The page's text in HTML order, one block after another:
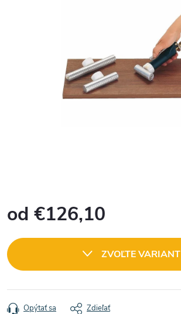
od €126,10
cena:
ZVOĽTE VARIANT
Opýtať sa Zdieľať